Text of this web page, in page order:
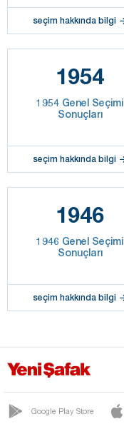
seçim hakkında bilgi
1954
1954 Genel Seçimi
Sonuçları
seçim hakkında bilgi
1946
1946 Genel Seçimi
Sonuçları
seçim hakkında bilgi
Google Play Store